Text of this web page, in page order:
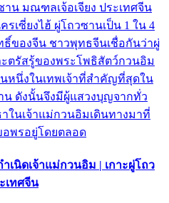
าน มณฑลเจ้อเจียง ประเทศจีน
เซี่ยงไฮ้ ผู่โถวซานเป็น 1 ใน 4
ของจีน ชาวพุทธจีนเชื่อกันว่าผู่
ตรัสรู้ของพระโพธิสัตว์กวนอิม
หนึ่งในเทพเจ้าที่สำคัญที่สุดใน
ดังนั้นจึงมีผู้แสวงบุญจากทั่ว
ในเจ้าแม่กวนอิมเดินทางมาที่
อพรอยู่โดยตลอด
นิดเจ้าแม่กวนอิม | เกาะผู่โถว
เทศจีน